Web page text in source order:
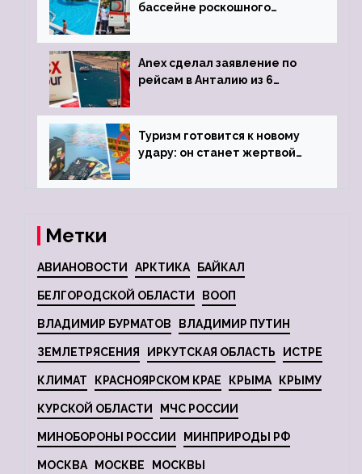
бассейне роскошного
Anex сделал заявление по
рейсам в Анталию из 6
Туризм готовится к новому
удару: он станет жертвой
Метки
АВИАНОВОСТИ АРКТИКА БАЙКАЛ
БЕЛГОРОДСКОЙ ОБЛАСТИ ВООП
ВЛАДИМИР БУРМАТОВ ВЛАДИМИР ПУТИН
ЗЕМЛЕТРЯСЕНИЯ ИРКУТСКАЯ ОБЛАСТЬ ИСТРЕ
КЛИМАТ КРАСНОЯРСКОМ КРАЕ КРЫМА КРЫМУ
КУРСКОЙ ОБЛАСТИ МЧС РОССИИ
МИНОБОРОНЫ РОССИИ МИНПРИРОДЫ РФ
МОСКВА МОСКВЕ МОСКВЫ